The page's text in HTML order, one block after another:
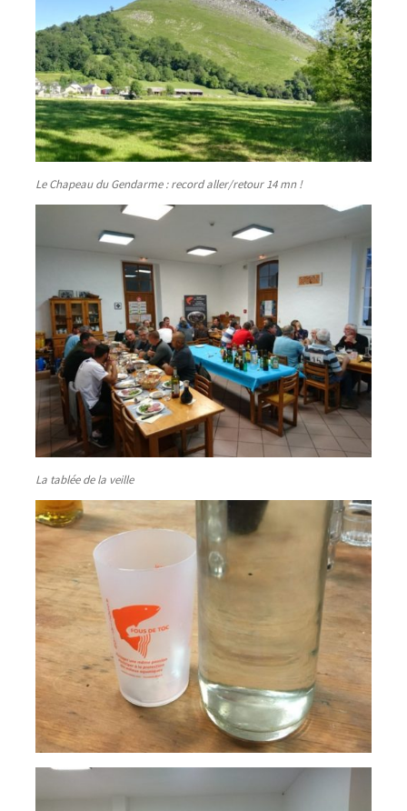
Le Chapeau du Gendarme : record aller/retour 14 mn !
La tablée de la veille